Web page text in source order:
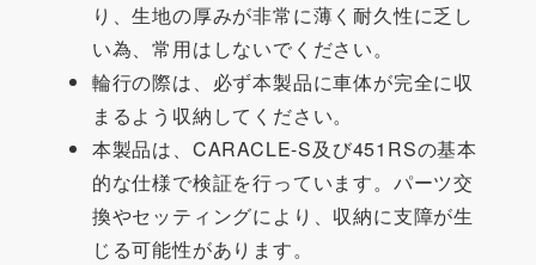
り、生地の厚みが非常に薄く耐久性に乏し
い為、常用はしないでください。
輪行の際は、必ず本製品に車体が完全に収
まるよう収納してください。
本製品は、CARACLE-S及び451RSの基本
的な仕様で検証を行っています。パーツ交
換やセッティングにより、収納に支障が生
じる可能性があります。